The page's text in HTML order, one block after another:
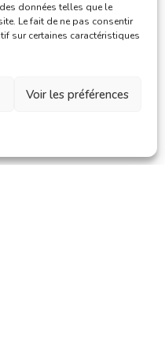
données telles que le
Le fait de ne pas consentir
sur certaines caractéristiques
Voir les préférences